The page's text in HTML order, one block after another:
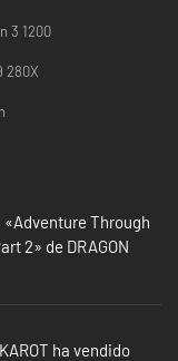
de DRAGON BALL
con un extenso elenco
en DRAGON BALL Z:
no solo por sus épicos
y entrenas con
3 1200
280X
«Adventure Through
2» de DRAGON
ha vendido